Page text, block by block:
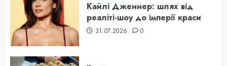
Кайлі Дженнер: шлях від
реаліті-шоу до імперії краси
31.07.2026 0